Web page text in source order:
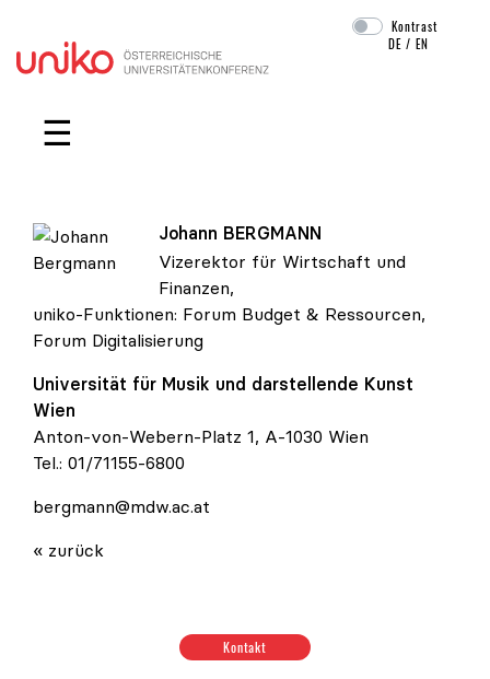
Navigation überspringen
Kontrast
DE /EN
☰
Johann Bergmann
Johann BERGMANN
Vizerektor für Wirtschaft und
Finanzen,
uniko-Funktionen: Forum Budget & Ressourcen,
Forum Digitalisierung
Universität für Musik und darstellende Kunst
Wien
Anton-von-Webern-Platz 1, A-1030 Wien
Tel.: 01/71155-6800
bergmann@mdw.ac.at
« zurück
Kontakt